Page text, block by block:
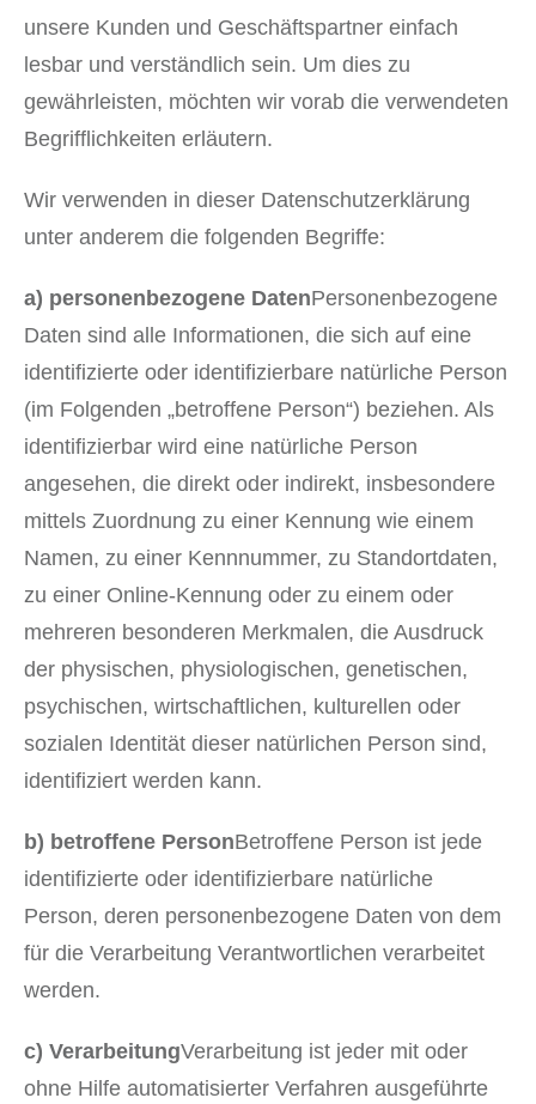
unsere Kunden und Geschäftspartner einfach
lesbar und verständlich sein. Um dies zu
gewährleisten, möchten wir vorab die verwendeten
Begrifflichkeiten erläutern.
Wir verwenden in dieser Datenschutzerklärung
unter anderem die folgenden Begriffe:
a) personenbezogene DatenPersonenbezogene
Daten sind alle Informationen, die sich auf eine
identifizierte oder identifizierbare natürliche Person
(im Folgenden „betroffene Person“) beziehen. Als
identifizierbar wird eine natürliche Person
angesehen, die direkt oder indirekt, insbesondere
mittels Zuordnung zu einer Kennung wie einem
Namen, zu einer Kennnummer, zu Standortdaten,
zu einer Online-Kennung oder zu einem oder
mehreren besonderen Merkmalen, die Ausdruck
der physischen, physiologischen, genetischen,
psychischen, wirtschaftlichen, kulturellen oder
sozialen Identität dieser natürlichen Person sind,
identifiziert werden kann.
b) betroffene PersonBetroffene Person ist jede
identifizierte oder identifizierbare natürliche
Person, deren personenbezogene Daten von dem
für die Verarbeitung Verantwortlichen verarbeitet
werden.
c) VerarbeitungVerarbeitung ist jeder mit oder
ohne Hilfe automatisierter Verfahren ausgeführte